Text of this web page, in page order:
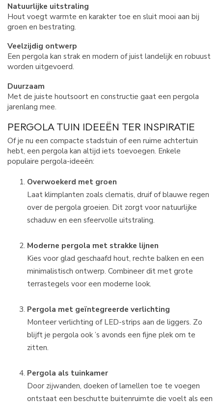
Natuurlijke uitstraling
Hout voegt warmte en karakter toe en sluit mooi aan bij
groen en bestrating.
Veelzijdig ontwerp
Een pergola kan strak en modern of juist landelijk en robuust
worden uitgevoerd.
Duurzaam
Met de juiste houtsoort en constructie gaat een pergola
jarenlang mee.
PERGOLA TUIN IDEEËN TER INSPIRATIE
Of je nu een compacte stadstuin of een ruime achtertuin
hebt, een pergola kan altijd iets toevoegen. Enkele
populaire pergola-ideeën:
Overwoekerd met groen
Laat klimplanten zoals clematis, druif of blauwe regen
over de pergola groeien. Dit zorgt voor natuurlijke
schaduw en een sfeervolle uitstraling.
Moderne pergola met strakke lijnen
Kies voor glad geschaafd hout, rechte balken en een
minimalistisch ontwerp. Combineer dit met grote
terrastegels voor een moderne look.
Pergola met geïntegreerde verlichting
Monteer verlichting of LED-strips aan de liggers. Zo
blijft je pergola ook ’s avonds een fijne plek om te
zitten.
Pergola als tuinkamer
Door zijwanden, doeken of lamellen toe te voegen
ontstaat een beschutte buitenruimte die voelt als een